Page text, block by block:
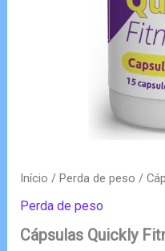
Início / Perda de peso /
Perda de peso
Cápsulas Quickly